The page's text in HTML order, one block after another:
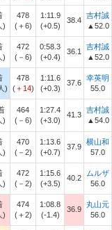
)
478
(＋6)
1:11.9
(+0.5)
38.4
吉村誠
▲52.0
)
472
(－6)
0:58.3
(+0.4)
36.1
吉村誠
▲52.0
)
478
(＋14)
1:11.6
(+0.3)
37.6
幸英明
55.0
)
464
(－6)
1:27.4
(+3.0)
41.3
吉村誠
▲54.0
)
470
(－2)
1:13.6
(+0.7)
37.9
横山和
57.0
)
472
(－2)
1:15.6
(+3.5)
40.2
ムルザ
56.0
)
474
(＋2)
1:08.8
(-1.4)
36.9
丸山元
56.0